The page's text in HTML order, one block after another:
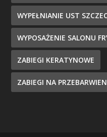
WYPEŁNIANIE UST
WYPOSAŻENIE SALONU
ZABIEGI KERATYNOWE
ZABIEGI NA